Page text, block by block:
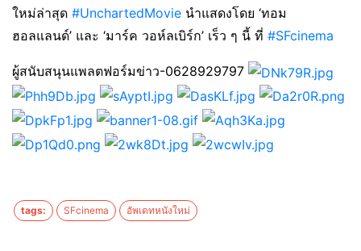
ใหม่ล่าสุด #UnchartedMovie นำแสดงโดย ‘ทอม
ฮอลแลนด์’ และ ‘มาร์ค วอห์ลเบิร์ก’ เร็ว ๆ นี้ ที่ #SFcinema
ผู้สนับสนุนแพลตฟอร์มข่าว-0628929797
tags: SFcinema อัพเดทหนังใหม่